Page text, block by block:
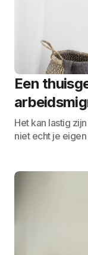
Een
Het kan lastig
niet echt je